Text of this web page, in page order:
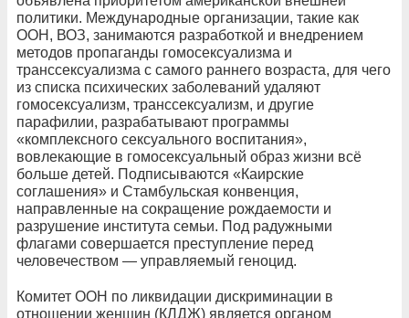
политики. Международные организации, такие как
ООН, ВОЗ, занимаются разработкой и внедрением
методов пропаганды гомосексуализма и
транссексуализма с самого раннего возраста, для чего
из списка психических заболеваний удаляют
гомосексуализм, транссексуализм, и другие
парафилии, разрабатывают программы
«комплексного сексуального воспитания»,
вовлекающие в гомосексуальный образ жизни всё
больше детей. Подписываются «Каирские
соглашения» и Стамбульская конвенция,
направленные на сокращение рождаемости и
разрушение института семьи. Под радужными
флагами совершается преступление перед
человечеством — управляемый геноцид.
Комитет ООН по ликвидации дискриминации в
отношении женщин (КЛДЖ) является органом